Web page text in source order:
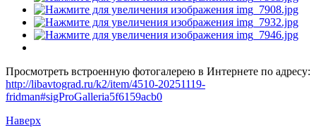
Просмотреть встроенную фотогалерею в Интернете по адресу:
http://libavtograd.ru/k2/item/4510-20251119-
fridman#sigProGalleria5f6159acb0
Наверх